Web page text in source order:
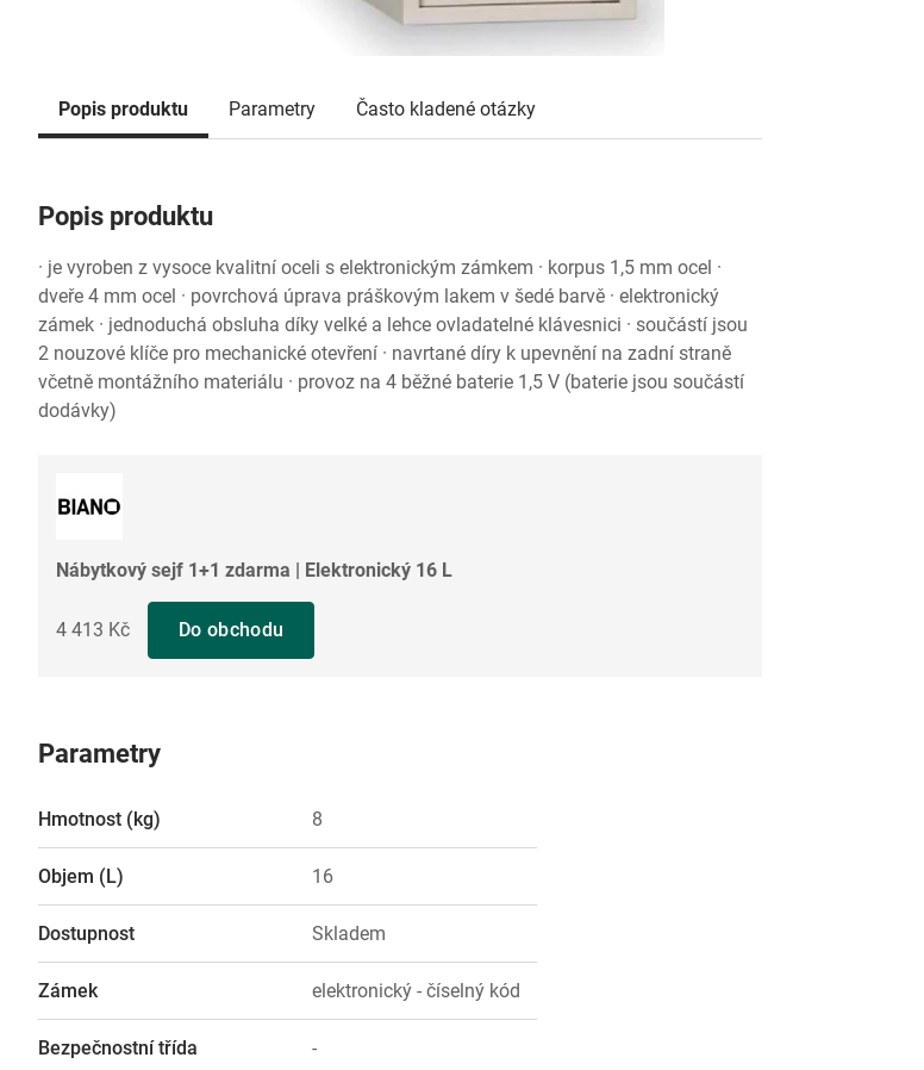
Popis produktu Parametry Často kladené otázky
Popis produktu
· je vyroben z vysoce kvalitní oceli s elektronickým zámkem · korpus 1,5 mm ocel ·
dveře 4 mm ocel · povrchová úprava práškovým lakem v šedé barvě · elektronický
zámek · jednoduchá obsluha díky velké a lehce ovladatelné klávesnici · součástí jsou
2 nouzové klíče pro mechanické otevření · navrtané díry k upevnění na zadní straně
včetně montážního materiálu · provoz na 4 běžné baterie 1,5 V (baterie jsou součástí
dodávky)
Nábytkový sejf 1+1 zdarma | Elektronický 16 L
4 413 Kč Do obchodu
Parametry
Hmotnost (kg) 8
Objem (L) 16
Dostupnost Skladem
Zámek elektronický - číselný kód
Bezpečnostní třída -